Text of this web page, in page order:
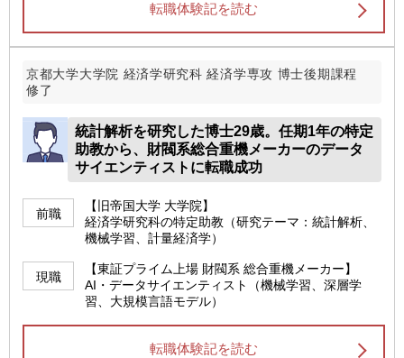
転職体験記を読む
京都大学大学院 経済学研究科 経済学専攻 博士後期課程
修了
統計解析を研究した博士29歳。任期1年の特定
助教から、財閥系総合重機メーカーのデータ
サイエンティストに転職成功
前職
【旧帝国大学 大学院】
経済学研究科の特定助教（研究テーマ：統計解析、
機械学習、計量経済学）
現職
【東証プライム上場 財閥系 総合重機メーカー】
AI・データサイエンティスト（機械学習、深層学
習、大規模言語モデル）
転職体験記を読む